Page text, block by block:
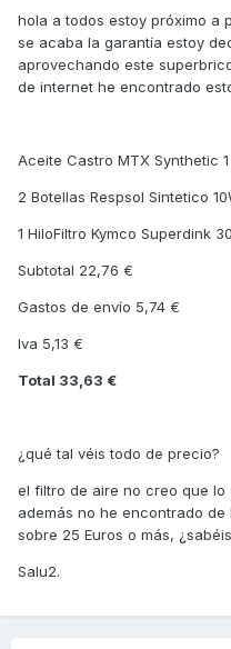
hola a todos estoy próximo a
se acaba la garantía estoy
aprovechando este
de internet he encontrado
Aceite Castro MTX Synthetic
2 Botellas Respsol Sintetico
1 HiloFiltro Kymco Superdink
Subtotal 22,76 €
Gastos de envío 5,74 €
Iva 5,13 €
Total 33,63 €
¿qué tal véis todo de precio?
el filtro de aire no creo que
además no he encontrado
sobre 25 Euros o más,
Salu2.